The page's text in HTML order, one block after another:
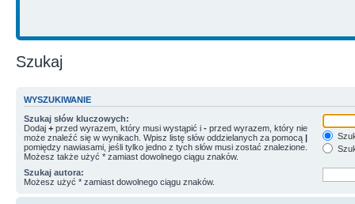
Szukaj
WYSZUKIWANIE
Szukaj słów kluczowych:
Dodaj + przed wyrazem, który musi wystąpić i - przed wyrazem, który nie
może znaleźć się w wynikach. Wpisz listę słów oddzielanych za pomocą |
pomiędzy nawiasami, jeśli tylko jedno z tych słów musi zostać znalezione.
Możesz także użyć * zamiast dowolnego ciągu znaków.
Szukaj autora:
Możesz użyć * zamiast dowolnego ciągu znaków.